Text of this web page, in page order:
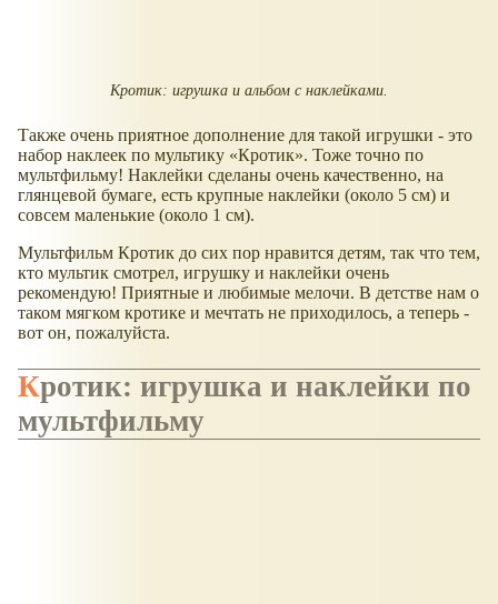
Кротик: игрушка и альбом с наклейками.
Также очень приятное дополнение для такой игрушки - это
набор наклеек по мультику
Кротик . Тоже точно по
мультфильму! Наклейки сделаны очень качественно, на
глянцевой бумаге, есть крупные наклейки (около 5 см) и
совсем маленькие (около 1 см).
Мультфильм Кротик до сих пор нравится детям, так что тем,
кто мультик смотрел, игрушку и наклейки очень
рекомендую! Приятные и любимые мелочи. В детстве нам о
таком мягком кротике и мечтать не приходилось, а теперь -
вот он, пожалуйста.
Кротик: игрушка и наклейки по
мультфильму